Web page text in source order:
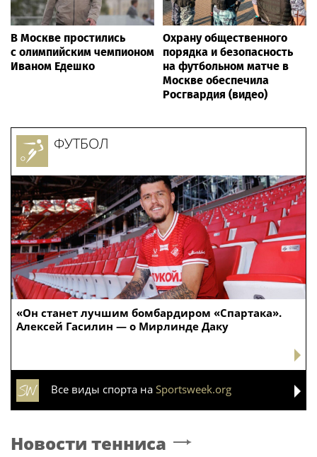
В Москве простились
с олимпийским чемпионом
Иваном Едешко
Охрану общественного
порядка и безопасность
на футбольном матче в
Москве обеспечила
Росгвардия (видео)
«Он станет лучшим бомбардиром «Спартака».
Алексей Гасилин — о Мирлинде Даку
ФУТБОЛ
Все виды спорта на Sportsweek.org
Новости тенниса